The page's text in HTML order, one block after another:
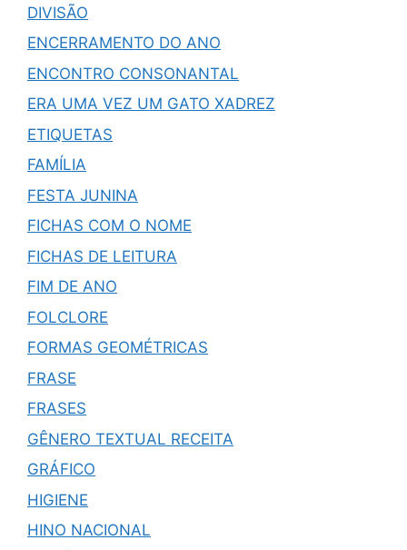
DIVISÃO
ENCERRAMENTO DO ANO
ENCONTRO CONSONANTAL
ERA UMA VEZ UM GATO XADREZ
ETIQUETAS
FAMÍLIA
FESTA JUNINA
FICHAS COM O NOME
FICHAS DE LEITURA
FIM DE ANO
FOLCLORE
FORMAS GEOMÉTRICAS
FRASE
FRASES
GÊNERO TEXTUAL RECEITA
GRÁFICO
HIGIENE
HINO NACIONAL